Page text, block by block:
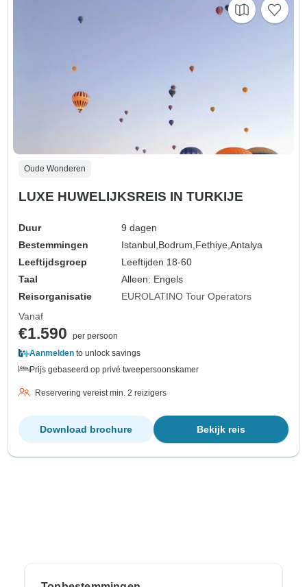
Oude Wonderen
LUXE HUWELIJKSREIS IN TURKIJE
Duur
9 dagen
Bestemmingen
Istanbul, Bodrum, Fethiye,Antalya
Leeftijdsgroep
Leeftijden 18-60
Taal
Alleen: Engels
Reisorganisatie
EUROLATINO Tour Operators
Vanaf
€1.590
per persoon
Aanmelden to unlock savings
Prijs gebaseerd op privé tweepersoonskamer
Reservering vereist min. 2 reizigers
Bekijk reis
Download brochure